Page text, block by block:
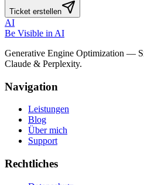
Ticket erstellen
AI
Be Visible in AI
Generative Engine Optimization —
Claude & Perplexity.
Navigation
Leistungen
Blog
Über mich
Support
Rechtliches